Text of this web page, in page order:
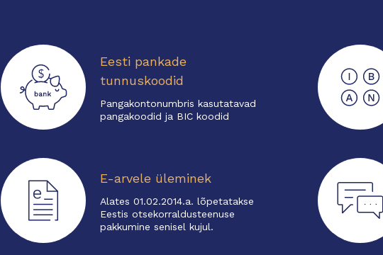
Eesti pankade
tunnuskoodid
Pangakontonumbris kasutatavad
pangakoodid ja BIC koodid
E-arvele üleminek
Alates 01.02.2014.a. lõpetatakse
Eestis otsekorraldusteenuse
pakkumine senisel kujul.